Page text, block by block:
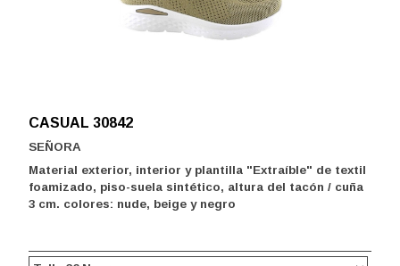
CASUAL 30842
SEÑORA
Material exterior, interior y plantilla "Extraíble" de textil
foamizado, piso-suela sintético, altura del tacón / cuña
3 cm. colores: nude, beige y negro